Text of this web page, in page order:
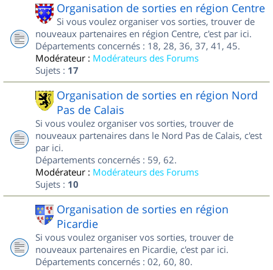
Organisation de sorties en région Centre
Si vous voulez organiser vos sorties, trouver de
nouveaux partenaires en région Centre, c'est par ici.
Départements concernés : 18, 28, 36, 37, 41, 45.
Modérateur : Modérateurs des Forums
Sujets : 17
Organisation de sorties en région Nord
Pas de Calais
Si vous voulez organiser vos sorties, trouver de
nouveaux partenaires dans le Nord Pas de Calais, c'est
par ici.
Départements concernés : 59, 62.
Modérateur : Modérateurs des Forums
Sujets : 10
Organisation de sorties en région
Picardie
Si vous voulez organiser vos sorties, trouver de
nouveaux partenaires en Picardie, c'est par ici.
Départements concernés : 02, 60, 80.